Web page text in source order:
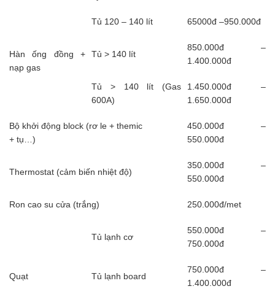
Hàn ống đồng +
nạp gas
Tủ 120 – 140 lít 65000đ –950.000đ
Tủ > 140 lít
850.000đ –
1.400.000đ
Tủ > 140 lít (Gas
600A)
1.450.000đ –
1.650.000đ
Bộ khởi động block (rơ le + themic
+ tụ…)
450.000đ –
550.000đ
Thermostat (cảm biến nhiệt độ)
350.000đ –
550.000đ
Ron cao su cửa (trắng) 250.000đ/met
Quạt
Tủ lạnh cơ
550.000đ –
750.000đ
Tủ lạnh board
750.000đ –
1.400.000đ